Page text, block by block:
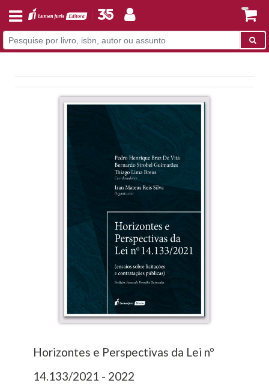
Horizontes e Perspectivas da Lei nº
14.133/2021 - 2022